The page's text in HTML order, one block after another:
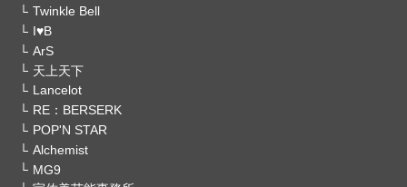
Twinkle Bell
I♥B
ArS
天上天下
Lancelot
RE：BERSERK
POP'N STAR
Alchemist
MG9